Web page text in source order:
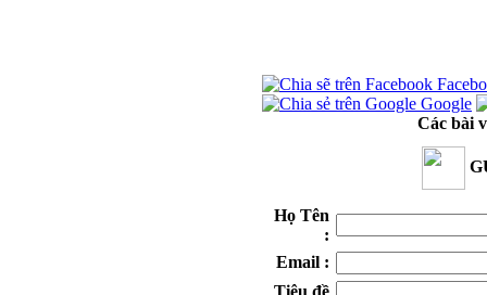
Google
Các bài
Họ Tên
:
Email :
Tiêu đề